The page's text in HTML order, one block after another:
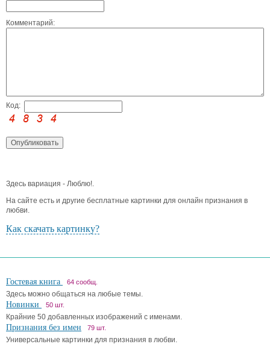
Комментарий:
Код:
Здесь вариация - Люблю!.
На сайте есть и другие бесплатные картинки для онлайн признания в
любви.
Как скачать картинку?
Гостевая книга 64 сообщ.
Здесь можно общаться на любые темы.
Новинки 50 шт.
Крайние 50 добавленных изображений с именами.
Признания без имен 79 шт.
Универсальные картинки для признания в любви.